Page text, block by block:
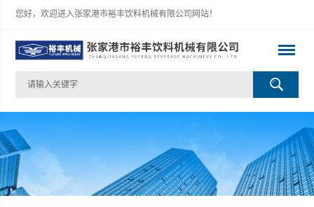
您好，欢迎进入张家港市裕丰饮料机械有限公司网站！